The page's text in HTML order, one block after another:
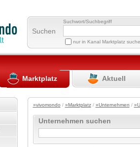
Suchen
Suchwort/Suchbegriff
nur in Kanal Marktplatz
Marktplatz Aktuell
»vivomondo / »Marktplatz/ »Unternehmen /
Unternehmen suchen